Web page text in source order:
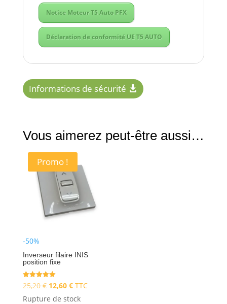
Notice Moteur T5 Auto PFX
Déclaration de conformité UE T5 AUTO
Informations de sécurité
Vous aimerez peut-être aussi…
Promo !
-50%
Inverseur filaire INIS
position fixe
Note
5.00
sur 5
25,20€ Le
prix
12,60 €Le
prix
TTC
Rupture de stock